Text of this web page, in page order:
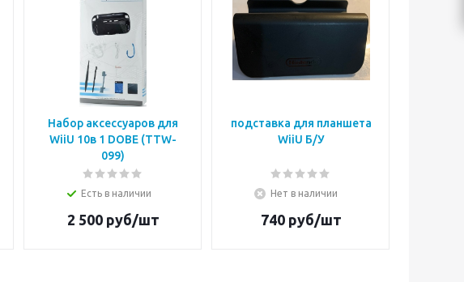
Набор аксессуаров для
WiiU 10в 1 DOBE (TTW-
099)
Есть в наличии
2 500руб/шт
подставка для планшета
WiiU Б/У
Нет в наличии
740руб/шт